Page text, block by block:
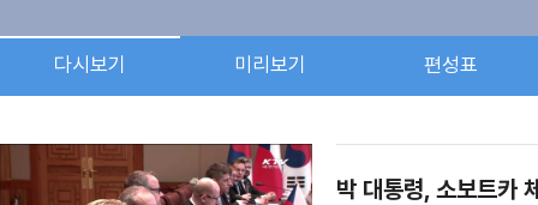
다시보기 미리보기 편성표
박 대통령, 소보트카
검색 조건
검색어 입력